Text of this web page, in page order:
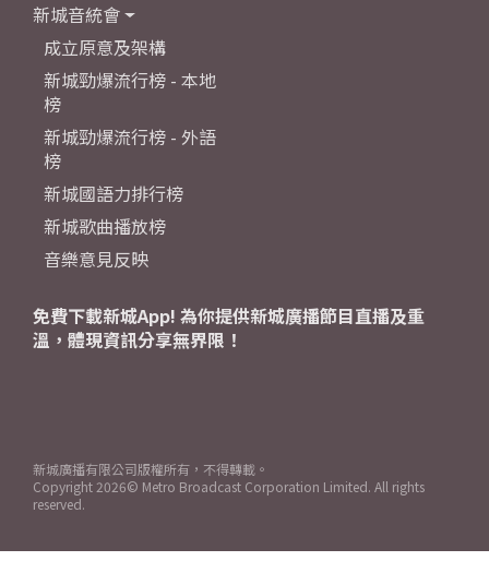
新城音統會
成立原意及架構
新城勁爆流行榜 - 本地
榜
新城勁爆流行榜 - 外語
榜
新城國語力排行榜
新城歌曲播放榜
音樂意見反映
免費下載新城App! 為你提供新城廣播節目直播及重
溫，體現資訊分享無界限！
新城廣播有限公司版權所有，不得轉載。
Copyright 2026© Metro Broadcast Corporation Limited. All rights
reserved.